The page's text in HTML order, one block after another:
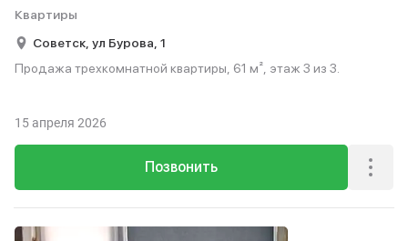
Квартиры
Советск, ул Бурова, 1
Продажа трехкомнатной квартиры, 61 м², этаж 3 из 3.
Позвонить
15 апреля 2026